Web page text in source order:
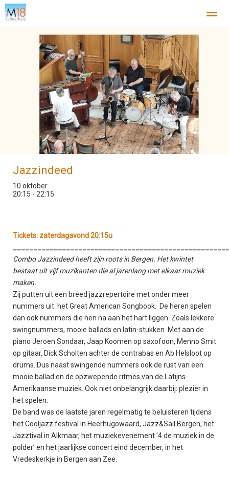
Nieuws Agenda X
Jazzindeed
10 oktober
20:15 - 22:15
Tickets: zaterdagavond 20:15u
Combo Jazzindeed heeft zijn roots in Bergen. Het kwintet
bestaat uit vijf muzikanten die al jarenlang met elkaar muziek
maken.
Zij putten uit een breed jazzrepertoire met onder meer
nummers uit het Great American Songbook. De heren spelen
dan ook nummers die hen na aan het hart liggen. Zoals lekkere
swingnummers, mooie ballads en latin-stukken. Met aan de
piano Jeroen Sondaar, Jaap Koomen op saxofoon, Menno Smit
op gitaar, Dick Scholten achter de contrabas en Ab Helsloot op
drums. Dus naast swingende nummers ook de rust van een
mooie ballad en de opzwepende ritmes van de Latijns-
Amerikaanse muziek. Ook niet onbelangrijk daarbij: plezier in
het spelen.
De band was de laatste jaren regelmatig te beluisteren tijdens
het Cooljazz festival in Heerhugowaard, Jazz&Sail Bergen, het
Jazztival in Alkmaar, het muziekevenement ’4 de muziek in de
polder’ en het jaarlijkse concert eind december, in het
Vredeskerkje in Bergen aan Zee.